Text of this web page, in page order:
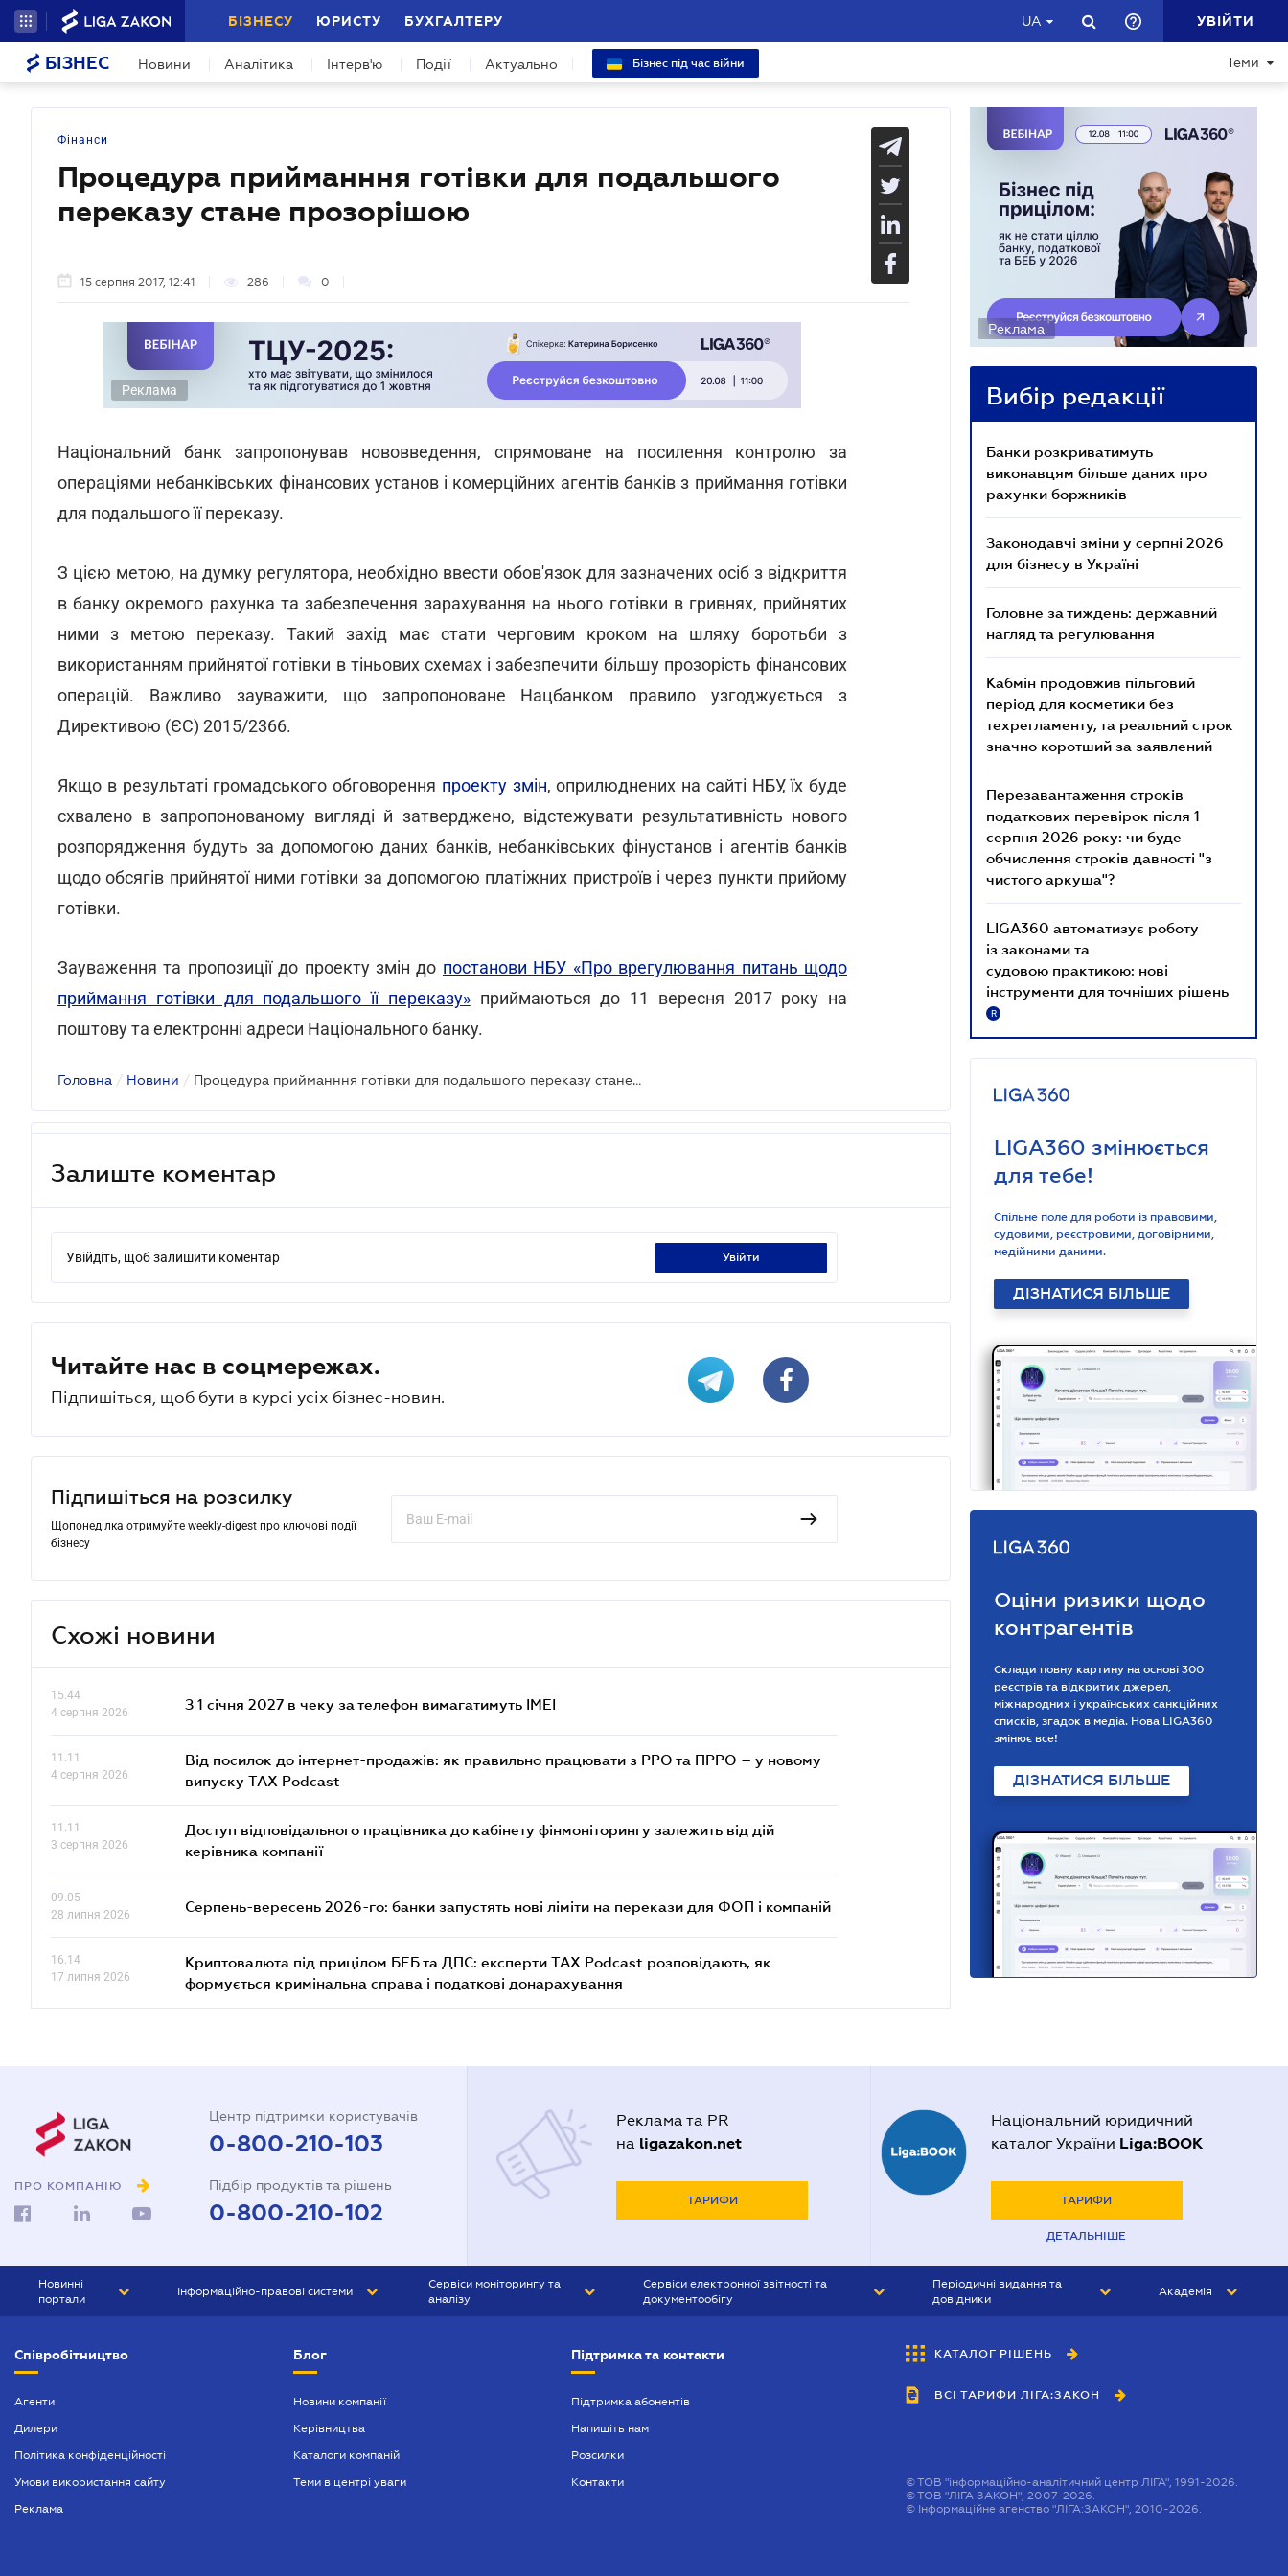
БІЗНЕСУ ЮРИСТУ БУХГАЛТЕРУ UA УВІЙТИ
БІЗНЕС Новини Аналітика Інтерв'ю Події Актуально Бізнес під час війни Теми
Фінанси
Процедура прийманння готівки для подальшого
переказу стане прозорішою
15 серпня 2017, 12:41 286 0
Реклама
Національний банк запропонував нововведення, спрямоване на посилення контролю за
операціями небанківських фінансових установ і комерційних агентів банків з приймання готівки
для подальшого її переказу.
З цією метою, на думку регулятора, необхідно ввести обов'язок для зазначених осіб з відкриття
в банку окремого рахунка та забезпечення зарахування на нього готівки в гривнях, прийнятих
ними з метою переказу. Такий захід має стати черговим кроком на шляху боротьби з
використанням прийнятої готівки в тіньових схемах і забезпечити більшу прозорість фінансових
операцій. Важливо зауважити, що запропоноване Нацбанком правило узгоджується з
Директивою (ЄС) 2015/2366.
Якщо в результаті громадського обговорення проекту змін, оприлюднених на сайті НБУ, їх буде
схвалено в запропонованому вигляді й затверджено, відстежувати результативність нового
розпорядження будуть за допомогою даних банків, небанківських фінустанов і агентів банків
щодо обсягів прийнятої ними готівки за допомогою платіжних пристроїв і через пункти прийому
готівки.
Зауваження та пропозиції до проекту змін до постанови НБУ «Про врегулювання питань щодо
приймання готівки для подальшого її переказу»приймаються до 11 вересня 2017 року на
поштову та електронні адреси Національного банку.
Головна / Новини / Процедура прийманння готівки для подальшого переказу стане прозорішою
Залиште коментар
Увійдіть, щоб залишити коментар увійти
Читайте нас в соцмережах.
Підпишіться, щоб бути в курсі усіх бізнес-новин.
Підпишіться на розсилку
Щопонеділка отримуйте weekly-digest про ключові події
бізнесу
Схожі новини
15.44
4 серпня 2026
З 1 січня 2027 в чеку за телефон вимагатимуть IMEI
11.11
4 серпня 2026
Від посилок до інтернет-продажів: як правильно працювати з РРО та ПРРО – у новому
випуску TAX Podcast
11.11
3 серпня 2026
Доступ відповідального працівника до кабінету фінмоніторингу залежить від дій
керівника компанії
09.05
28 липня 2026
Серпень-вересень 2026-го: банки запустять нові ліміти на перекази для ФОП і компаній
16.14
17 липня 2026
Криптовалюта під прицілом БЕБ та ДПС: експерти TAX Podcast розповідають, як
формується кримінальна справа і податкові донарахування
Реклама
Вибір редакції
Банки розкриватимуть
виконавцям більше даних про
рахунки боржників
Законодавчі зміни у серпні 2026
для бізнесу в Україні
Головне за тиждень: державний
нагляд та регулювання
Кабмін продовжив пільговий
період для косметики без
техрегламенту, та реальний строк
значно коротший за заявлений
Перезавантаження строків
податкових перевірок після 1
серпня 2026 року: чи буде
обчислення строків давності "з
чистого аркуша"?
LIGA360 автоматизує роботу
із законами та
судовою практикою: нові
інструменти для точніших рішень
R
LIGA360 змінюється
для тебе!
Спільне поле для роботи із правовими,
судовими, реєстровими, договірними,
медійними даними.
ДІЗНАТИСЯ БІЛЬШЕ
Оціни ризики щодо
контрагентів
Склади повну картину на основі 300
реєстрів та відкритих джерел,
міжнародних і українських санкційних
списків, згадок в медіа. Нова LIGA360
змінює все!
ДІЗНАТИСЯ БІЛЬШЕ
ПРО КОМПАНІЮ
Центр підтримки користувачів
0-800-210-103
Підбір продуктів та рішень
0-800-210-102
Реклама та PR
на ligazakon.net
ТАРИФИ
Національний юридичний
каталог України Liga:BOOK
ТАРИФИ
ДЕТАЛЬНІШЕ
Новинні
портали
БІЗНЕС
Інформаційно-правові системи
БУХГАЛТЕР ПРОФ
Сервіси моніторингу та
аналізу
Сервіси електронної звітності та
документообігу
Періодичні видання та
довідники
БУХГАЛТЕР&ЗАКОН
ВІСНИК МСФЗ
Академія
Співробітництво
Агенти
Дилери
Політика конфіденційності
Умови використання сайту
Реклама
Блог
Новини компанії
Керівництва
Каталоги компаній
Теми в центрі уваги
Підтримка та контакти
Підтримка абонентів
Напишіть нам
Розсилки
Контакти
КАТАЛОГ РІШЕНЬ
ВСІ ТАРИФИ ЛІГА:ЗАКОН
©ТОВ "інформаційно-аналітичний центр ЛІГА", 1991-2026.
©ТОВ "ЛІГА ЗАКОН", 2007-2026.
© Інформаційне агенство "ЛІГА:ЗАКОН", 2010-2026.